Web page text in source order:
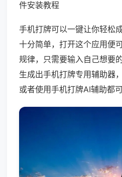
件安装教程
手机打牌可以一键让你轻松
十分简单，打开这个应用便
规律，只需要输入自己想要
生成出手机打牌专用辅助器
或者使用手机打牌AI辅助都